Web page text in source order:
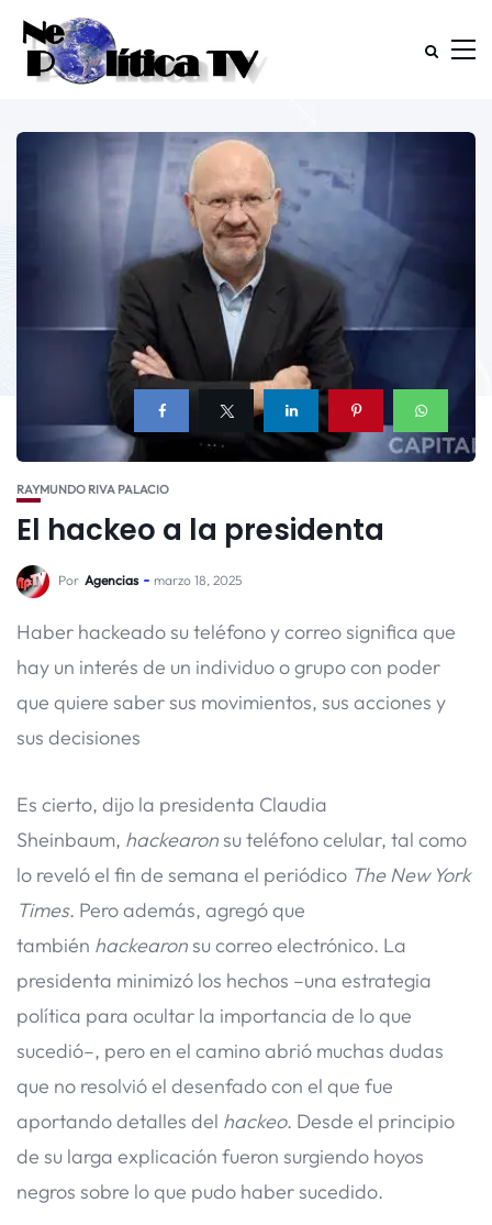
RAYMUNDO RIVA PALACIO
El hackeo a la presidenta
Por Agencias marzo 18, 2025
Haber hackeado su teléfono y correo significa que
hay un interés de un individuo o grupo con poder
que quiere saber sus movimientos, sus acciones y
sus decisiones
Es cierto, dijo la presidenta Claudia
Sheinbaum, hackearonsu teléfono celular, tal como
lo reveló el fin de semana el periódico The New York
Times. Pero además, agregó que
también hackearonsu correo electrónico. La
presidenta minimizó los hechos –una estrategia
política para ocultar la importancia de lo que
sucedió–, pero en el camino abrió muchas dudas
que no resolvió el desenfado con el que fue
aportando detalles del hackeo. Desde el principio
de su larga explicación fueron surgiendo hoyos
negros sobre lo que pudo haber sucedido.